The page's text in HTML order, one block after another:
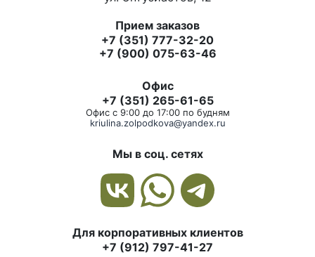
Прием заказов
+7 (351) 777-32-20
+7 (900) 075-63-46
Офис
+7 (351) 265-61-65
Офис с 9:00 до 17:00 по будням
kriulina.zolpodkova@yandex.ru
Мы в соц. сетях
Для корпоративных клиентов
+7 (912) 797-41-27